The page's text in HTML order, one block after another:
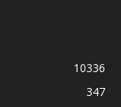
10336
347